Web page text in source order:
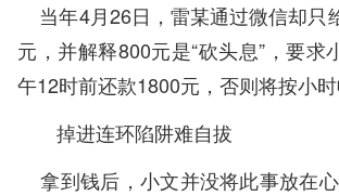
当年4月26日，雷某通过微信却只
元，并解释800元是“砍头息”，要求
午12时前还款1800元，否则将按小时
掉进连环陷阱难自拔
拿到钱后，小文并没将此事放在